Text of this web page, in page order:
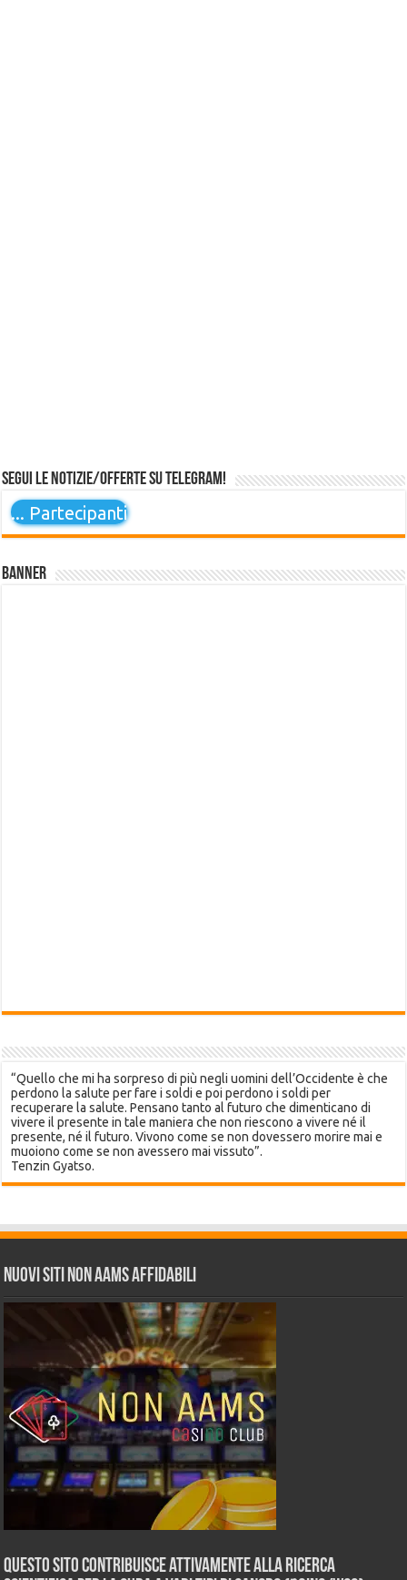
Segui le notizie/offerte su Telegram!
... Partecipanti
Banner
“Quello che mi ha sorpreso di più negli uomini dell’Occidente è che
perdono la salute per fare i soldi e poi perdono i soldi per
recuperare la salute. Pensano tanto al futuro che dimenticano di
vivere il presente in tale maniera che non riescono a vivere né il
presente, né il futuro. Vivono come se non dovessero morire mai e
muoiono come se non avessero mai vissuto”.
Tenzin Gyatso.
Nuovi siti non AAMS affidabili
Questo sito contribuisce attivamente alla ricerca